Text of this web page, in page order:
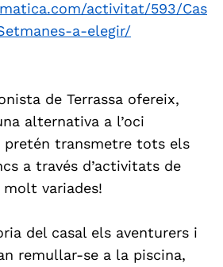
activitat/593/Cas
a-elegir/
de Terrassa ofereix,
alternativa a l’oci
pretén transmetre tots els
a través d’activitats de
variades!
del casal els aventurers i
remullar-se a la piscina,